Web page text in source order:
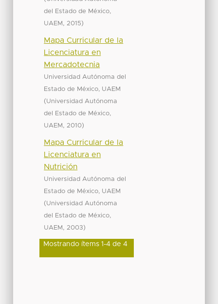
del Estado de México,
UAEM , 2015)
Mapa Curricular de la
Licenciatura en
Mercadotecnia
Universidad Autónoma del
Estado de México, UAEM
(Universidad Autónoma
del Estado de México,
UAEM , 2010)
Mapa Curricular de la
Licenciatura en
Nutrición
Universidad Autónoma del
Estado de México, UAEM
(Universidad Autónoma
del Estado de México,
UAEM , 2003)
Mostrando ítems 1-4 de 4